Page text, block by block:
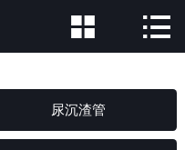
网站首页
产品中心
 
尿沉渣管